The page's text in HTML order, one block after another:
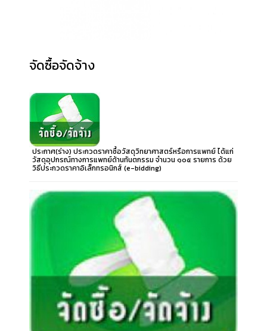
จัดซื้อจัดจ้าง
ประกาศ(ร่าง) ประกวดราคาซื้อวัสดุวิทยาศาสตร์หรือการแพทย์ ได้แก่
วัสดุอุปกรณ์ทางการแพทย์ด้านทันตกรรม จำนวน ๑๐๕ รายการ ด้วย
วิธีประกวดราคาอิเล็กทรอนิกส์ (e-bidding)